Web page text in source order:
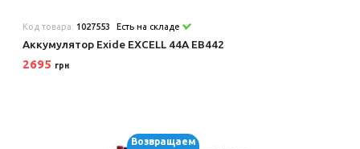
Код товара: 1027553 Есть на складе
Аккумулятор Exide EXCELL 44A EB442
2695 грн
Возвращаем